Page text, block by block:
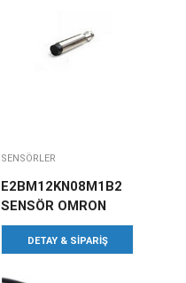
SENSÖRLER
E2BM12KN08M1B2
SENSÖR OMRON
DETAY & SIPARIŞ